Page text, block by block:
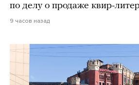
по делу о продаже квир-
9 часов назад